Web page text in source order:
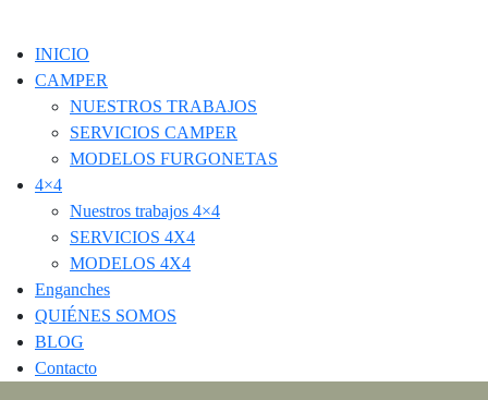
INICIO
CAMPER
NUESTROS TRABAJOS
SERVICIOS CAMPER
MODELOS FURGONETAS
4×4
Nuestros trabajos 4×4
SERVICIOS 4X4
MODELOS 4X4
Enganches
QUIÉNES SOMOS
BLOG
Contacto